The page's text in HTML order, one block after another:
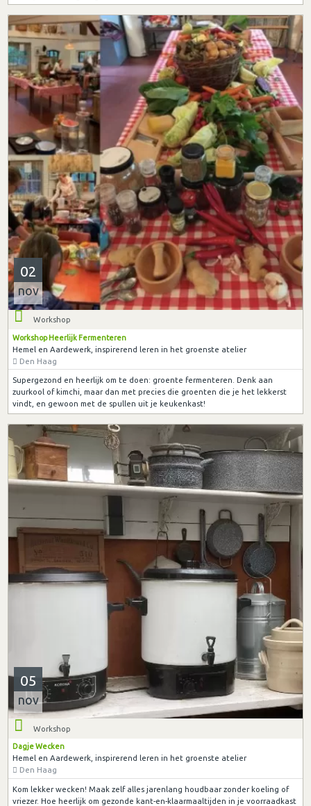
02
nov
Workshop
Workshop Heerlijk Fermenteren
Hemel en Aardewerk, inspirerend leren in het groenste atelier
Den Haag
Supergezond en heerlijk om te doen: groente fermenteren. Denk aan
zuurkool of kimchi, maar dan met precies die groenten die je het lekkerst
vindt, en gewoon met de spullen uit je keukenkast!
05
nov
Workshop
Dagje Wecken
Hemel en Aardewerk, inspirerend leren in het groenste atelier
Den Haag
Kom lekker wecken! Maak zelf alles jarenlang houdbaar zonder koeling of
vriezer. Hoe heerlijk om gezonde kant-en-klaarmaaltijden in je voorraadkast